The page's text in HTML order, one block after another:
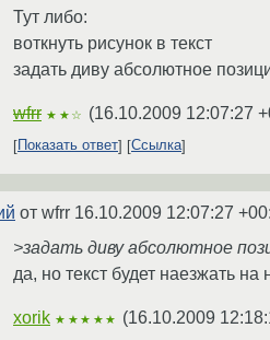
Тут либо:
воткнуть рисунок в текст
задать диву абсолютное
wfrr ★★☆ (16.10.2009 12:07:27
Показать ответ Ссылка
от wfrr 16.10.2009 12:07:27
>задать диву абсолютное
да, но текст будет наезжать на
xorik ★★★★★ (16.10.2009